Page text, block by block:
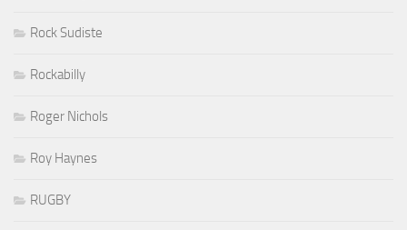
Rock Sudiste
Rockabilly
Roger Nichols
Roy Haynes
RUGBY